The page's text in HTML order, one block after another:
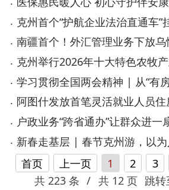
克州举行2026年十大特色农牧产业链招商引资暨重点项目签约大会
学习贯彻全国两会精神 | 从“
阿图什发
户政业务“跨省通办”让群
新春走基层 | 春节克州游，以为人会少，是我天真了！
首页 上一页 1 2 3 下
主办：新疆乌恰县人民政府办公室 承办
政府网站标识码：6530240001新公网
地 址：新疆克州乌恰县光明路1号 联系